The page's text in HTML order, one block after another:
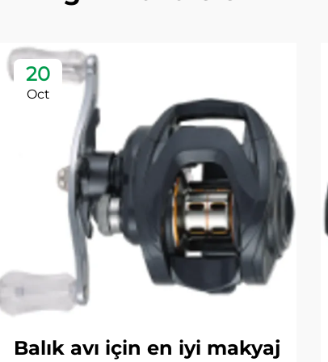
20
Oct
Balık avı için en iyi makyaj